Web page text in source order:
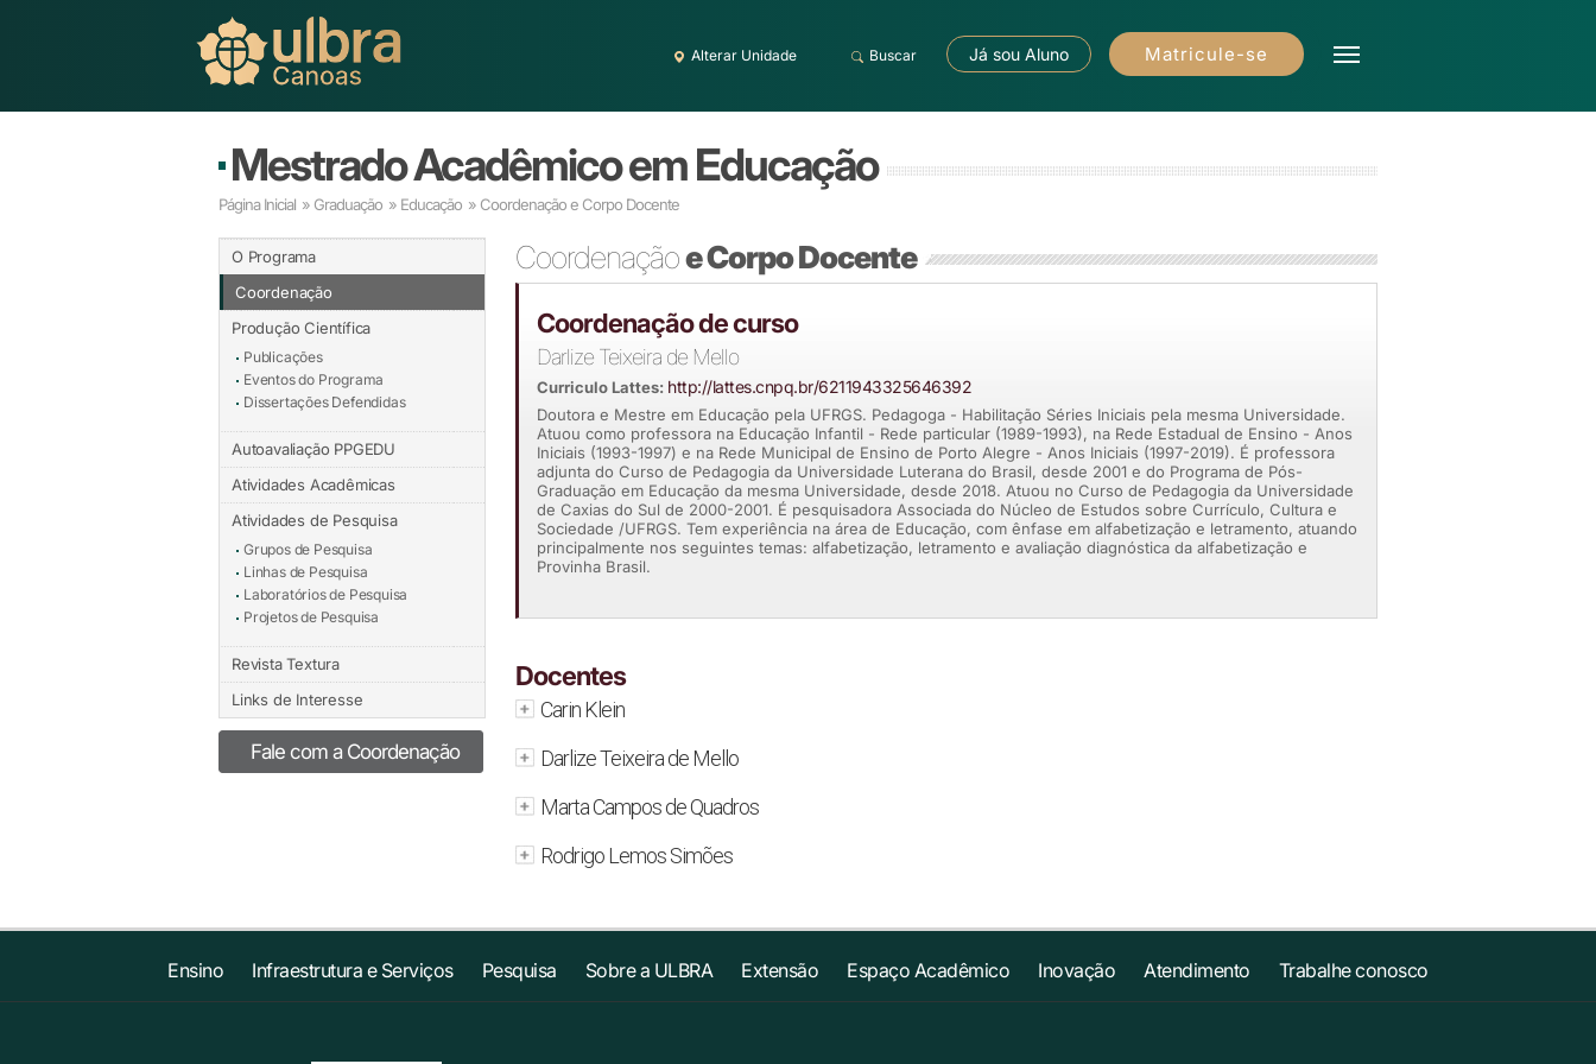
Alterar Unidade Buscar Já sou Aluno Matricule-se
Mestrado Acadêmico em Educação
Página Inicial » Graduação » Educação » Coordenação e Corpo Docente
O Programa
Coordenação
Produção Científica
Publicações
Eventos do Programa
Dissertações Defendidas
Autoavaliação PPGEDU
Atividades Acadêmicas
Atividades de Pesquisa
Grupos de Pesquisa
Linhas de Pesquisa
Laboratórios de Pesquisa
Projetos de Pesquisa
Revista Textura
Links de Interesse
Fale com a Coordenação
Coordenaçãoe Corpo Docente
Coordenação de curso
Darlize Teixeira de Mello
Curriculo Lattes: http://lattes.cnpq.br/6211943325646392
Doutora e Mestre em Educação pela UFRGS. Pedagoga - Habilitação Séries Iniciais pela mesma Universidade.
Atuou como professora na Educação Infantil - Rede particular (1989-1993), na Rede Estadual de Ensino - Anos
Iniciais (1993-1997) e na Rede Municipal de Ensino de Porto Alegre - Anos Iniciais (1997-2019). É professora
adjunta do Curso de Pedagogia da Universidade Luterana do Brasil, desde 2001 e do Programa de Pós-
Graduação em Educação da mesma Universidade, desde 2018. Atuou no Curso de Pedagogia da Universidade
de Caxias do Sul de 2000-2001. É pesquisadora Associada do Núcleo de Estudos sobre Currículo, Cultura e
Sociedade /UFRGS. Tem experiência na área de Educação, com ênfase em alfabetização e letramento, atuando
principalmente nos seguintes temas: alfabetização, letramento e avaliação diagnóstica da alfabetização e
Provinha Brasil.
Docentes
Carin Klein
Darlize Teixeira de Mello
Marta Campos de Quadros
Rodrigo Lemos Simões
Ensino Infraestrutura e Serviços Pesquisa Sobre a ULBRA Extensão Espaço Acadêmico Inovação Atendimento Trabalhe conosco